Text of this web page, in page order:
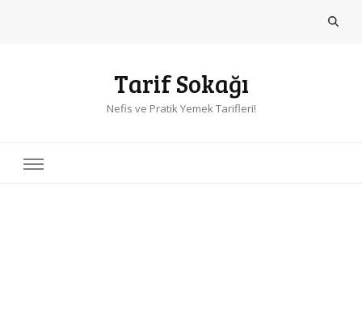
Tarif Sokağı
Nefis ve Pratik Yemek Tarifleri!